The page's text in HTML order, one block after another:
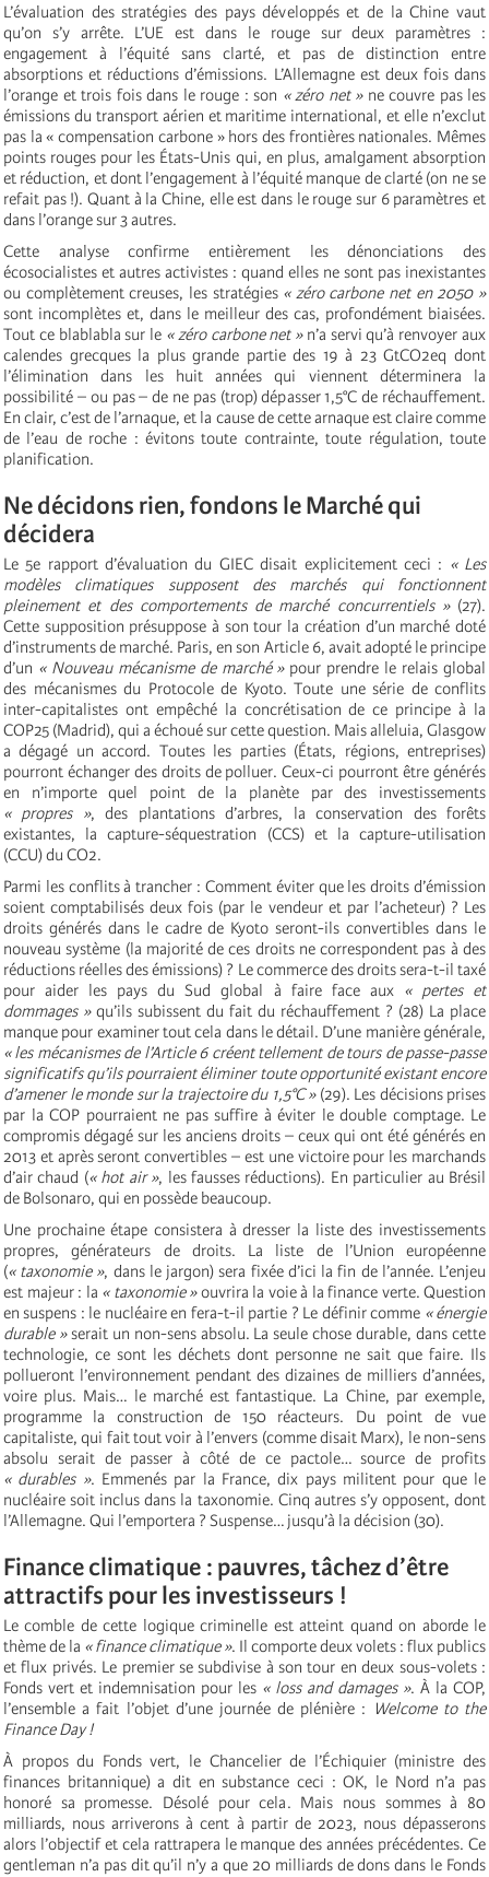
L’évaluation des stratégies des pays développés et de la Chine vaut
qu’on s’y arrête. L’UE est dans le rouge sur deux paramètres :
engagement à l’équité sans clarté, et pas de distinction entre
absorptions et réductions d’émissions. L’Allemagne est deux fois dans
l’orange et trois fois dans le rouge : son « zéro net »ne couvre pas les
émissions du transport aérien et maritime international, et elle n’exclut
pas la « compensation carbone » hors des frontières nationales. Mêmes
points rouges pour les États-Unis qui, en plus, amalgament absorption
et réduction, et dont l’engagement à l’équité manque de clarté (on ne se
refait pas !). Quant à la Chine, elle est dans le rouge sur 6 paramètres et
dans l’orange sur 3 autres.
Cette analyse confirme entièrement les dénonciations des
écosocialistes et autres activistes : quand elles ne sont pas inexistantes
ou complètement creuses, les stratégies « zéro carbone net en 2050 »
sont incomplètes et, dans le meilleur des cas, profondément biaisées.
Tout ce blablabla sur le « zéro carbone net »n’a servi qu’à renvoyer aux
calendes grecques la plus grande partie des 19 à 23 GtCO2eq dont
l’élimination dans les huit années qui viennent déterminera la
possibilité – ou pas – de ne pas (trop) dépasser 1,5°C de réchauffement.
En clair, c’est de l’arnaque, et la cause de cette arnaque est claire comme
de l’eau de roche : évitons toute contrainte, toute régulation, toute
planification.
Ne décidons rien, fondons le Marché qui
décidera
Le 5e rapport d’évaluation du GIEC disait explicitement ceci : « Les
modèles climatiques supposent des marchés qui fonctionnent
pleinement et des comportements de marché concurrentiels » (27).
Cette supposition présuppose à son tour la création d’un marché doté
d’instruments de marché. Paris, en son Article 6, avait adopté le principe
d’un « Nouveau mécanisme de marché »pour prendre le relais global
des mécanismes du Protocole de Kyoto. Toute une série de conflits
inter-capitalistes ont empêché la concrétisation de ce principe à la
COP25 (Madrid), qui a échoué sur cette question. Mais alleluia, Glasgow
a dégagé un accord. Toutes les parties (États, régions, entreprises)
pourront échanger des droits de polluer. Ceux-ci pourront être générés
en n’importe quel point de la planète par des investissements
« propres », des plantations d’arbres, la conservation des forêts
existantes, la capture-séquestration (CCS) et la capture-utilisation
(CCU) du CO2.
Parmi les conflits à trancher : Comment éviter que les droits d’émission
soient comptabilisés deux fois (par le vendeur et par l’acheteur) ? Les
droits générés dans le cadre de Kyoto seront-ils convertibles dans le
nouveau système (la majorité de ces droits ne correspondent pas à des
réductions réelles des émissions) ? Le commerce des droits sera-t-il taxé
pour aider les pays du Sud global à faire face aux « pertes et
dommages »qu’ils subissent du fait du réchauffement ? (28) La place
manque pour examiner tout cela dans le détail. D’une manière générale,
« les mécanismes de l’Article 6 créent tellement de tours de passe-passe
significatifs qu’ils pourraient éliminer toute opportunité existant encore
d’amener le monde sur la trajectoire du 1,5°C » (29). Les décisions prises
par la COP pourraient ne pas suffire à éviter le double comptage. Le
compromis dégagé sur les anciens droits – ceux qui ont été générés en
2013 et après seront convertibles – est une victoire pour les marchands
d’air chaud (« hot air », les fausses réductions). En particulier au Brésil
de Bolsonaro, qui en possède beaucoup.
Une prochaine étape consistera à dresser la liste des investissements
propres, générateurs de droits. La liste de l’Union européenne
(« taxonomie », dans le jargon) sera fixée d’ici la fin de l’année. L’enjeu
est majeur : la « taxonomie »ouvrira la voie à la finance verte. Question
en suspens : le nucléaire en fera-t-il partie ? Le définir comme « énergie
durable »serait un non-sens absolu. La seule chose durable, dans cette
technologie, ce sont les déchets dont personne ne sait que faire. Ils
pollueront l’environnement pendant des dizaines de milliers d’années,
voire plus. Mais… le marché est fantastique. La Chine, par exemple,
programme la construction de 150 réacteurs. Du point de vue
capitaliste, qui fait tout voir à l’envers (comme disait Marx), le non-sens
absolu serait de passer à côté de ce pactole… source de profits
« durables ». Emmenés par la France, dix pays militent pour que le
nucléaire soit inclus dans la taxonomie. Cinq autres s’y opposent, dont
l’Allemagne. Qui l’emportera ? Suspense… jusqu’à la décision (30).
Finance climatique : pauvres, tâchez d’être
attractifs pour les investisseurs !
Le comble de cette logique criminelle est atteint quand on aborde le
thème de la « finance climatique ». Il comporte deux volets : flux publics
et flux privés. Le premier se subdivise à son tour en deux sous-volets :
Fonds vert et indemnisation pour les « loss and damages ». À la COP,
l’ensemble a fait l’objet d’une journée de plénière :
Welcome to the
Finance Day !
À propos du Fonds vert, le Chancelier de l’Échiquier (ministre des
finances britannique) a dit en substance ceci : OK, le Nord n’a pas
honoré sa promesse. Désolé pour cela. Mais nous sommes à 80
milliards, nous arriverons à cent à partir de 2023, nous dépasserons
alors l’objectif et cela rattrapera le manque des années précédentes. Ce
gentleman n’a pas dit qu’il n’y a que 20 milliards de dons dans le Fonds